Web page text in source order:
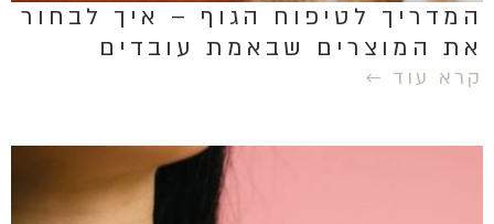
המדריך לטיפוח הגוף – איך לבחור
את המוצרים שבאמת עובדים
קרא עוד ←